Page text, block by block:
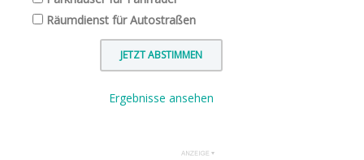
Räumdienst für Autostraßen
Ergebnisse ansehen